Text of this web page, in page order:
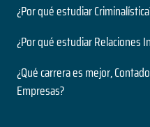
¿Por qué estudiar
¿Por qué estudiar Relaciones
¿Qué carrera es mejor,
Empresas?